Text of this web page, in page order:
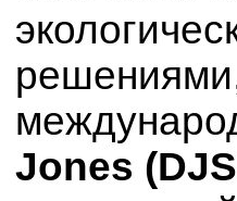
Jones